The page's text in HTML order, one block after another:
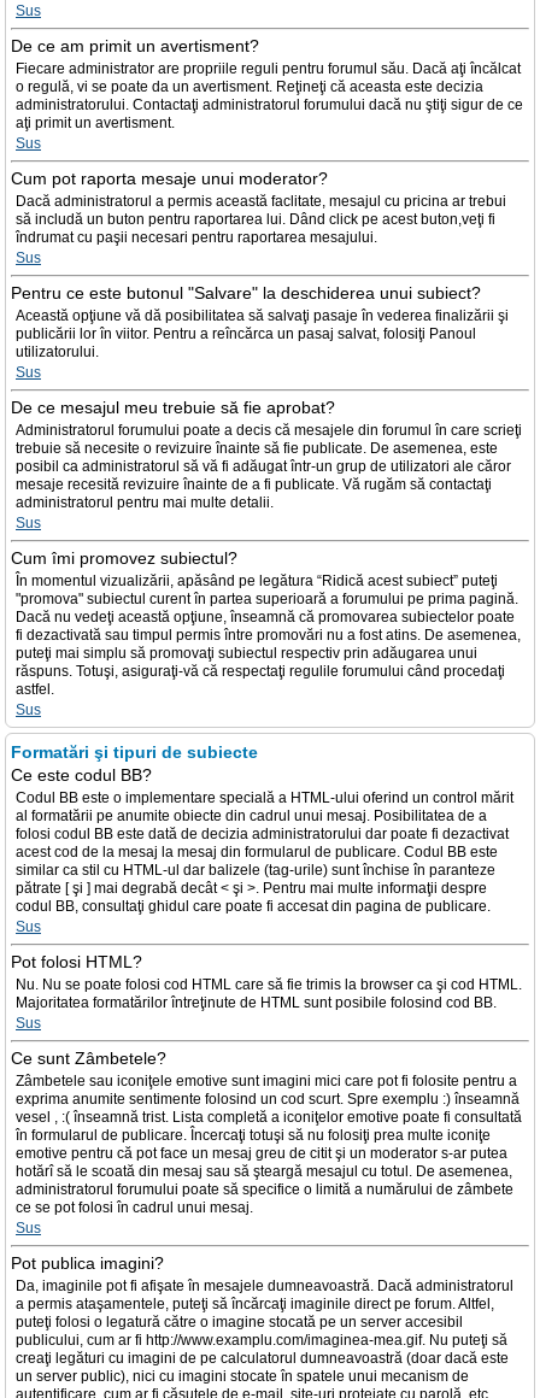
Sus
De ce am primit un avertisment?
Fiecare administrator are propriile reguli pentru forumul său. Dacă aţi încălcat
o regulă, vi se poate da un avertisment. Reţineţi că aceasta este decizia
administratorului. Contactaţi administratorul forumului dacă nu ştiţi sigur de ce
aţi primit un avertisment.
Sus
Cum pot raporta mesaje unui moderator?
Dacă administratorul a permis această faclitate, mesajul cu pricina ar trebui
să includă un buton pentru raportarea lui. Dând click pe acest buton,veţi fi
îndrumat cu paşii necesari pentru raportarea mesajului.
Sus
Pentru ce este butonul "Salvare" la deschiderea unui subiect?
Această opţiune vă dă posibilitatea să salvaţi pasaje în vederea finalizării şi
publicării lor în viitor. Pentru a reîncărca un pasaj salvat, folosiţi Panoul
utilizatorului.
Sus
De ce mesajul meu trebuie să fie aprobat?
Administratorul forumului poate a decis că mesajele din forumul în care scrieţi
trebuie să necesite o revizuire înainte să fie publicate. De asemenea, este
posibil ca administratorul să vă fi adăugat într-un grup de utilizatori ale căror
mesaje recesită revizuire înainte de a fi publicate. Vă rugăm să contactaţi
administratorul pentru mai multe detalii.
Sus
Cum îmi promovez subiectul?
În momentul vizualizării, apăsând pe legătura “Ridică acest subiect” puteţi
"promova" subiectul curent în partea superioară a forumului pe prima pagină.
Dacă nu vedeţi această opţiune, înseamnă că promovarea subiectelor poate
fi dezactivată sau timpul permis între promovări nu a fost atins. De asemenea,
puteţi mai simplu să promovaţi subiectul respectiv prin adăugarea unui
răspuns. Totuşi, asiguraţi-vă că respectaţi regulile forumului când procedaţi
astfel.
Sus
Formatări şi tipuri de subiecte
Ce este codul BB?
Codul BB este o implementare specială a HTML-ului oferind un control mărit
al formatării pe anumite obiecte din cadrul unui mesaj. Posibilitatea de a
folosi codul BB este dată de decizia administratorului dar poate fi dezactivat
acest cod de la mesaj la mesaj din formularul de publicare. Codul BB este
similar ca stil cu HTML-ul dar balizele (tag-urile) sunt închise în paranteze
pătrate [ şi ] mai degrabă decât < şi >. Pentru mai multe informaţii despre
codul BB, consultaţi ghidul care poate fi accesat din pagina de publicare.
Sus
Pot folosi HTML?
Nu. Nu se poate folosi cod HTML care să fie trimis la browser ca şi cod HTML.
Majoritatea formatărilor întreţinute de HTML sunt posibile folosind cod BB.
Sus
Ce sunt Zâmbetele?
Zâmbetele sau iconiţele emotive sunt imagini mici care pot fi folosite pentru a
exprima anumite sentimente folosind un cod scurt. Spre exemplu :) înseamnă
vesel , :( înseamnă trist. Lista completă a iconiţelor emotive poate fi consultată
în formularul de publicare. Încercaţi totuşi să nu folosiţi prea multe iconiţe
emotive pentru că pot face un mesaj greu de citit şi un moderator s-ar putea
hotărî să le scoată din mesaj sau să şteargă mesajul cu totul. De asemenea,
administratorul forumului poate să specifice o limită a numărului de zâmbete
ce se pot folosi în cadrul unui mesaj.
Sus
Pot publica imagini?
Da, imaginile pot fi afişate în mesajele dumneavoastră. Dacă administratorul
a permis ataşamentele, puteţi să încărcaţi imaginile direct pe forum. Altfel,
puteţi folosi o legatură către o imagine stocată pe un server accesibil
publicului, cum ar fi http://www.examplu.com/imaginea-mea.gif. Nu puteţi să
creaţi legături cu imagini de pe calculatorul dumneavoastră (doar dacă este
un server public), nici cu imagini stocate în spatele unui mecanism de
autentificare, cum ar fi căsuţele de e-mail, site-uri protejate cu parolă, etc.